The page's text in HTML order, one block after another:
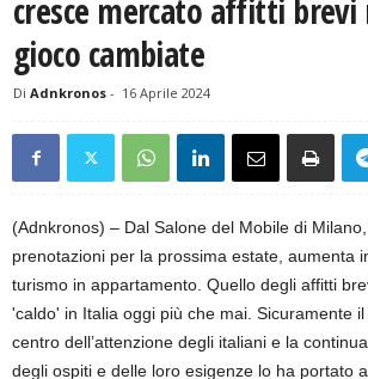
cresce mercato affitti brevi
gioco cambiate
Di Adnkronos - 16 Aprile 2024
(Adnkronos) – Dal Salone del Mobile di
prenotazioni per la prossima estate, aumenta
turismo in appartamento. Quello degli affitti
'caldo' in Italia oggi più che mai. Sicuramente
centro dell’attenzione degli italiani e la
degli ospiti e delle loro esigenze lo ha portato